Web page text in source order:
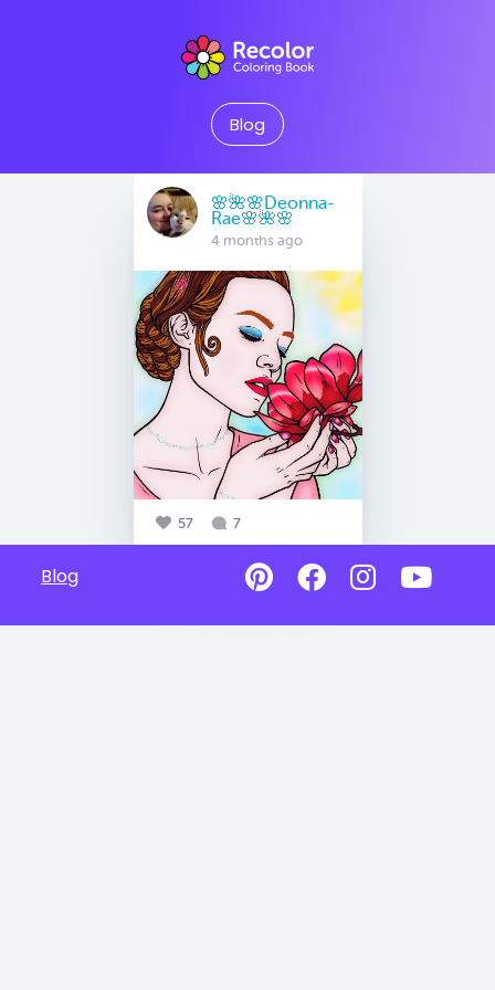
Blog
🌸🌺🌸Deonna-
Rae🌸🌺🌸
4 months ago
57 7
Blog